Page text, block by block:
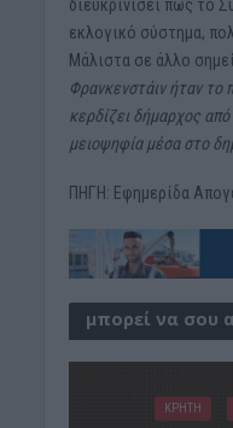
διευκρινίσει πως το
εκλογικό σύστημα,
Μάλιστα σε άλλο
Φρανκενστάιν ήταν
κερδίζει δήμαρχος
μειοψηφία μέσα στο
ΠΗΓΗ: Εφημερίδα
μπορεί να σου
ΚΡΗΤΗ